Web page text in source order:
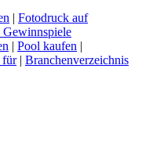
| Fotodruck auf
Gewinnspiele
| Pool kaufen |
für| Branchenverzeichnis